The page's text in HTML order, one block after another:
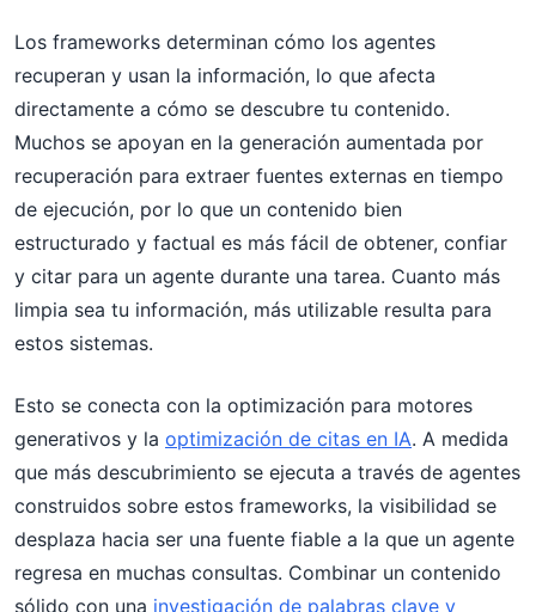
Los frameworks determinan cómo los agentes
recuperan y usan la información, lo que afecta
directamente a cómo se descubre tu contenido.
Muchos se apoyan en la generación aumentada por
recuperación para extraer fuentes externas en tiempo
de ejecución, por lo que un contenido bien
estructurado y factual es más fácil de obtener, confiar
y citar para un agente durante una tarea. Cuanto más
limpia sea tu información, más utilizable resulta para
estos sistemas.
Esto se conecta con la optimización para motores
generativos y la optimización de citas en IA. A medida
que más descubrimiento se ejecuta a través de agentes
construidos sobre estos frameworks, la visibilidad se
desplaza hacia ser una fuente fiable a la que un agente
regresa en muchas consultas. Combinar un contenido
sólido con una investigación de palabras clave y